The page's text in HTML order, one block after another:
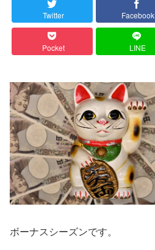
Twitter Facebook
Pocket LINE
ボーナスシーズンです。